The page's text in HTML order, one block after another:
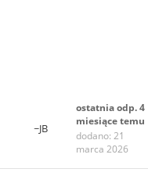
~JB
ostatnia odp. 4
miesiące temu
dodano: 21
marca 2026